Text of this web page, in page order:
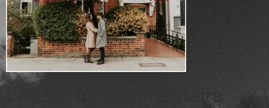
Laisser un commentaire